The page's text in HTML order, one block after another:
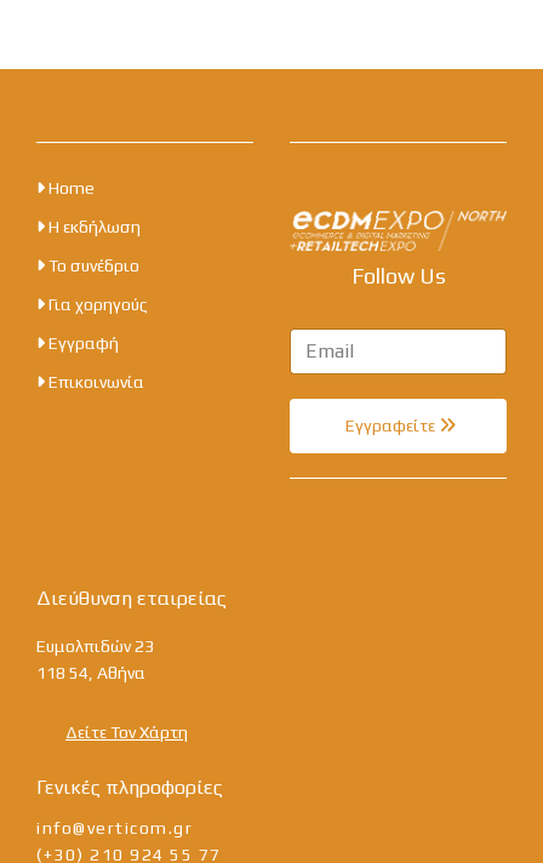
Home
Η εκδήλωση
Το συνέδριο
Για χορηγούς
Εγγραφή
Επικοινωνία
Follow Us
Εγγραφείτε
Διεύθυνση εταιρείας
Ευμολπιδών 23
118 54, Αθήνα
Δείτε Τον Χάρτη
Γενικές πληροφορίες
info@verticom.gr
(+30) 210 924 55 77